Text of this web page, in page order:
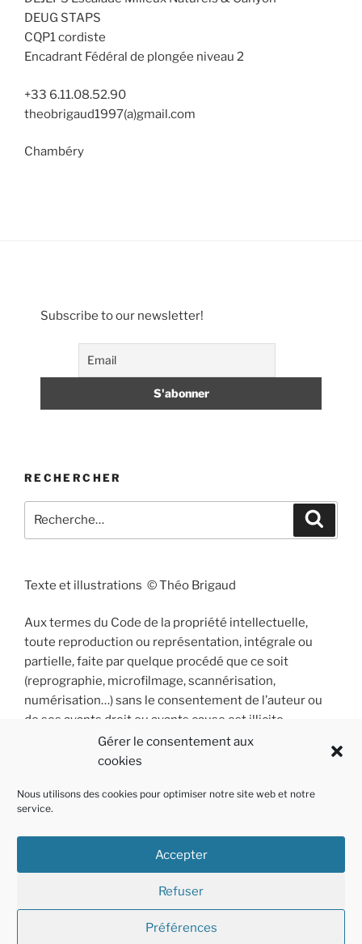
Gérer le consentement aux
cookies
Nous utilisons des cookies pour optimiser notre site web et notre
service.
Accepter
Refuser
Préférences
DEUG STAPS
CQP1 cordiste
Encadrant Fédéral de plongée niveau 2
+33 6.11.08.52.90
theobrigaud1997(a)gmail.com
Chambéry
Subscribe to our newsletter!
RECHERCHER
pour
Texte et illustrations © Théo Brigaud
Aux termes du Code de la propriété intellectuelle,
toute reproduction ou représentation, intégrale ou
partielle, faite par quelque procédé que ce soit
(reprographie, microfilmage, scannérisation,
numérisation…) sans le consentement de l’auteur ou
de ses ayants droit ou ayants cause est illicite
et constitue une contrefaçon sanctionnée par les
articles L 335-2 et suivants du Code de la propriété
InstagramFacebook
E-
Fièrement propulsé par WordPress